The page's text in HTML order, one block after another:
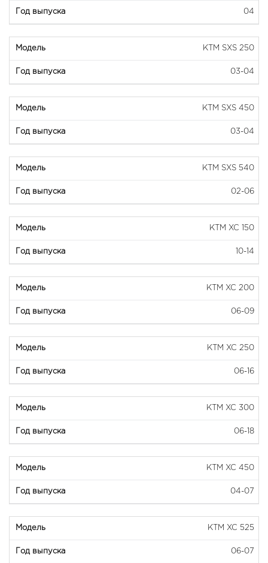
04
KTM SXS 250
03-04
KTM SXS 450
03-04
KTM SXS 540
02-06
KTM XC 150
10-14
KTM XC 200
06-09
KTM XC 250
06-16
KTM XC 300
06-18
KTM XC 450
04-07
KTM XC 525
06-07